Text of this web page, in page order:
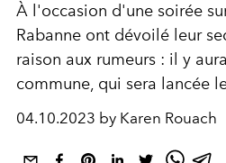
À l'occasion d'une soirée
Rabanne ont dévoilé leur
raison aux rumeurs : il y
commune, qui sera lancée
04.10.2023 by Karen Rouach